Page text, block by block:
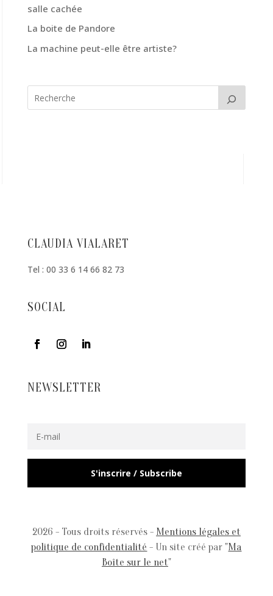
salle cachée
La boite de Pandore
La machine peut-elle être artiste?
CLAUDIA VIALARET
Tel : 00 33 6 14 66 82 73
SOCIAL
NEWSLETTER
S'inscrire / Subscribe
2026 - Tous droits réservés - Mentions légales et
politique de confidentialité - Un site créé par "Ma
Boîte sur le net"